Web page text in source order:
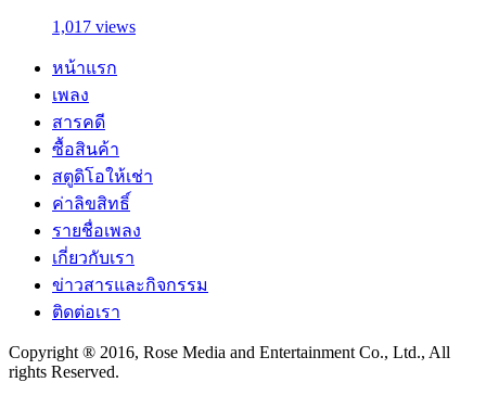
1,017 views
หน้าแรก
เพลง
สารคดี
ซื้อสินค้า
สตูดิโอให้เช่า
ค่าลิขสิทธิ์
รายชื่อเพลง
เกี่ยวกับเรา
ข่าวสารและกิจกรรม
ติดต่อเรา
Copyright ® 2016, Rose Media and Entertainment Co., Ltd., All
rights Reserved.